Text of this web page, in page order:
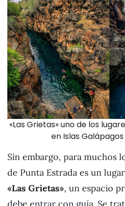
«Las Grietas» uno de los
en Islas
Sin embargo, para muchos
de Punta Estrada es un
«Las Grietas», un espacio